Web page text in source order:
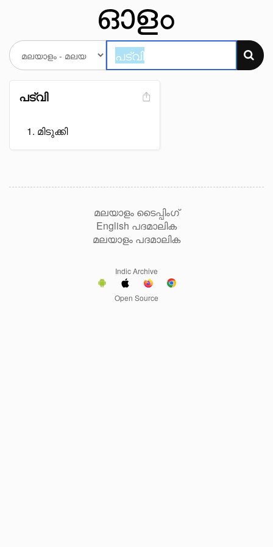
പട്വി
മിടുക്കി
മലയാളം ടൈപ്പിംഗ്
English പദമാലിക
മലയാളം പദമാലിക
Indic Archive
Open Source